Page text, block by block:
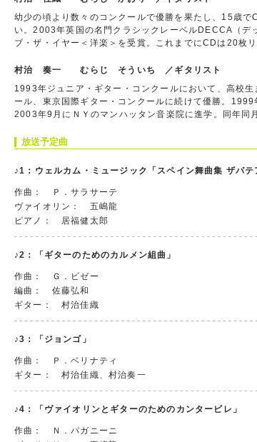
幼少の頃より数々のコンクールで優勝を果たし、15歳
い。2003年英国の名門クラシックレーベルDECCA（デ
ブ・ザ・イヤー＜洋楽＞を受賞。これまでにCDは20枚リ
村治 奏一 むらじ そういち ／ギタリスト
1993年ジュニア・ギター・コンクールにおいて、高校
ール、東京国際ギター・コンクールに続けて優勝。
2003年9月にＮＹのマンハッタン音楽院に進学。同年同
放送予定曲
♪1：ウェルカム・ミュージック「スペイン舞曲集 ザパテ
作曲： Ｐ．サラサーテ
ヴァイオリン： 五嶋龍
ピアノ： 居福健太郎
♪2：「ギターのためのカルメン組曲」
作曲： Ｇ．ビゼー
編曲： 佐藤弘和
ギター： 村治佳織
♪3：「ジョンゴ」
作曲： Ｐ．ベリナティ
ギター： 村治佳織、村治奏一
♪4：「ヴァイオリンとギターのためのカンタービレ」
作曲： Ｎ．パガニーニ